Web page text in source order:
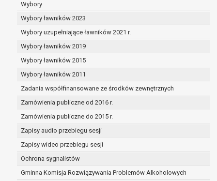
Wybory
Wybory ławników 2023
Wybory uzupełniające ławników 2021 r.
Wybory ławników 2019
Wybory ławników 2015
Wybory ławników 2011
Zadania współfinansowane ze środków zewnętrznych
Zamówienia publiczne od 2016 r.
Zamówienia publiczne do 2015 r.
Zapisy audio przebiegu sesji
Zapisy wideo przebiegu sesji
Ochrona sygnalistów
Gminna Komisja Rozwiązywania Problemów Alkoholowych
danych,
dane osobowe przetwarzane są
niezgodnie z prawem,
dane osobowe muszą być usunięte w
celu wywiązania się z obowiązku
prawo do żądania ograniczenia
przetwarzania danych osobowych na
podstawie art. 18 RODO, w przypadku gdy:
osoba, której dane dotyczą
kwestionuje prawidłowość danych
osobowych – na okres pozwalający
administratorowi sprawdzić
przetwarzanie danych jest niezgodne
z prawem, a osoba, której dane